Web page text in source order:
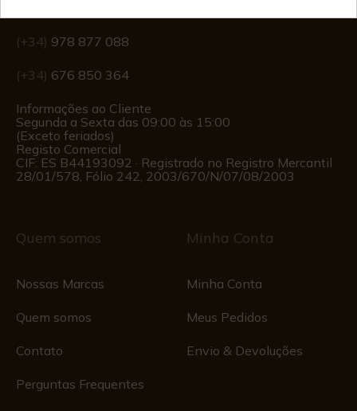
(+34) 978 877 088
(+34) 676 850 364
Informações ao Cliente
Segunda a Sexta das 09:00 às 15:00
(Exceto feriados)
Registo Comercial
CIF: ES B44193092 · Registrado no Registro Mercantil
28/01/578, Fólio 242, 2003/670/N/07/08/2003
Quem somos
Nossas Marcas
Quem somos
Contato
Perguntas Frequentes
Minha Conta
Minha Conta
Meus Pedidos
Envio & Devoluções